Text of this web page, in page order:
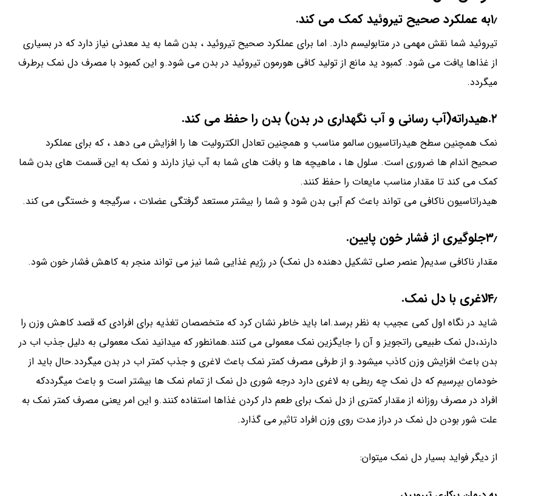
۱٫به عملکرد صحیح تیروئید کمک می کند.
تیروئید شما نقش مهمی در متابولیسم دارد. اما برای عملکرد صحیح تیروئید ، بدن شما به ید معدنی نیاز دارد که در بسیاری
از غذاها یافت می شود. کمبود ید مانع از تولید کافی هورمون تیروئید در بدن می شود.و این کمبود با مصرف دل نمک برطرف
میگردد.
۲.هیدراته(آب رسانی و آب نگهداری در بدن) بدن را حفظ می کند.
نمک همچنین سطح هیدراتاسیون سالمو مناسب و همچنین تعادل الکترولیت ها را افزایش می دهد ، که برای عملکرد
صحیح اندام ها ضروری است. سلول ها ، ماهیچه ها و بافت های شما به آب نیاز دارند و نمک به این قسمت های بدن شما
کمک می کند تا مقدار مناسب مایعات را حفظ کنند.
هیدراتاسیون ناکافی می تواند باعث کم آبی بدن شود و شما را بیشتر مستعد گرفتگی عضلات ، سرگیجه و خستگی می کند.
۳٫جلوگیری از فشار خون پایین.
مقدار ناکافی سدیم( عنصر صلی تشکیل دهنده دل نمک) در رژیم غذایی شما نیز می تواند منجر به کاهش فشار خون شود.
۴٫لاغری با دل نمک.
شاید در نگاه اول کمی عجیب به نظر برسد.اما باید خاطر نشان کرد که متخصصان تغذیه برای افرادی که قصد کاهش وزن را
دارند،دل نمک طبیعی راتجویز و آن را جایگزین نمک معمولی می کنند.همانطور که میدانید نمک معمولی به دلیل جذب اب در
بدن باعث افزایش وزن کاذب میشود.و از طرفی مصرف کمتر نمک باعث لاغری و جذب کمتر اب در بدن میگردد.حال باید از
خودمان بپرسیم که دل نمک چه ربطی به لاغری دارد درجه شوری دل نمک از تمام نمک ها بیشتر است و باعث میگرددکه
افراد در مصرف روزانه از مقدار کمتری از دل نمک برای طعم دار کردن غذاها استفاده کنند.و این امر یعنی مصرف کمتر نمک به
علت شور بودن دل نمک در دراز مدت روی وزن افراد تاثیر می گذارد.
از دیگر فواید بسیار دل نمک میتوان: